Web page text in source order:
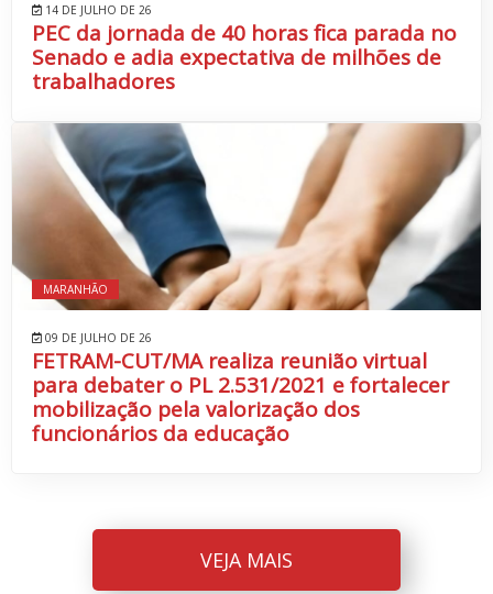
14 DE JULHO DE 26
PEC da jornada de 40 horas fica parada no
Senado e adia expectativa de milhões de
trabalhadores
MARANHÃO
09 DE JULHO DE 26
FETRAM-CUT/MA realiza reunião virtual
para debater o PL 2.531/2021 e fortalecer
mobilização pela valorização dos
funcionários da educação
VEJA MAIS